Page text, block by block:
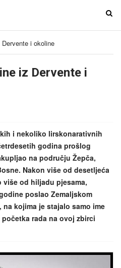
T
i
i okoline
iz Dervente i
i nekoliko lirskonarativnih
godina prošlog
na području Žepča,
Nakon više od desetljeća
od hiljadu pjesama,
poslao Zemaljskom
kojima je stajalo samo ime
rada na ovoj zbirci